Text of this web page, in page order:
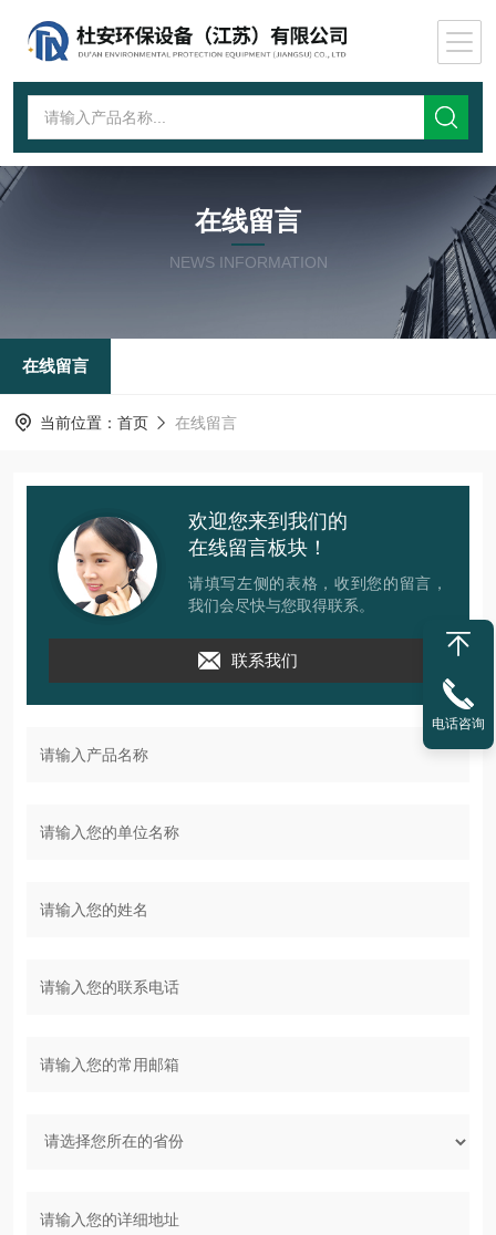
在线留言
NEWS INFORMATION
在线留言
当前位置： 首页 在线留言
欢迎您来到我们的
在线留言板块！
请填写左侧的表格，收到您的留言，
我们会尽快与您取得联系。
联系我们
电话咨询